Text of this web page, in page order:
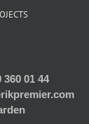
360 01 44